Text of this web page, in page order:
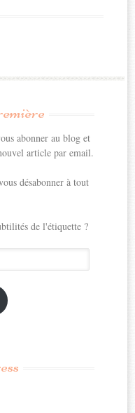
abonner au blog et
article par email.
désabonner à tout
de l'étiquette ?